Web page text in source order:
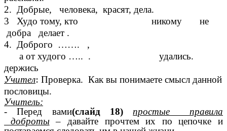
2. Добрые, человека, красят, дела.
3 Худо тому, кто никому не
добра делает .
4. Доброго ……. ,
а от худого ….. . удались.
держись
Учител: Проверка. Как вы понимаете смысл данной
пословицы.
Учитель:
- Перед вами(слайд 18) простые правила
доброты– давайте прочтем их по цепочке и